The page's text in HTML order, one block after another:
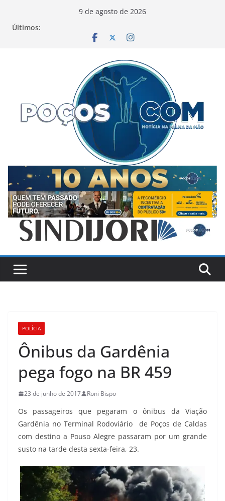
9 de agosto de 2026
Últimos:
POLÍCIA
Ônibus da Gardênia
pega fogo na BR 459
23 de junho de 2017 Roni Bispo
Os passageiros que pegaram o ônibus da Viação
Gardênia no Terminal Rodoviário de Poços de Caldas
com destino a Pouso Alegre passaram por um grande
susto na tarde desta sexta-feira, 23.